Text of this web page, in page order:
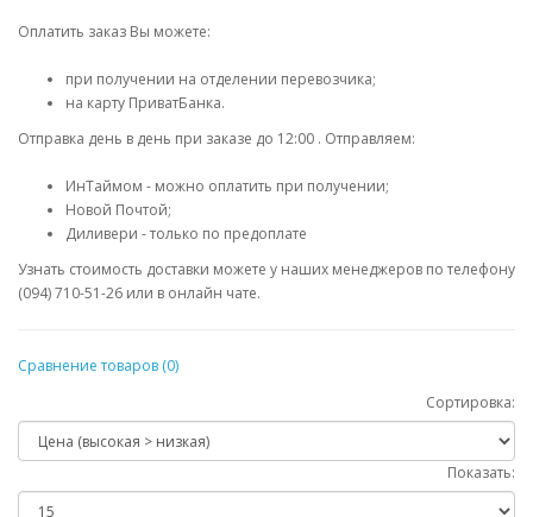
Оплатить заказ Вы можете:
при получении на отделении перевозчика;
на карту ПриватБанка.
Отправка день в день при заказе до 12:00 . Отправляем:
ИнТаймом - можно оплатить при получении;
Новой Почтой;
Диливери - только по предоплате
Узнать стоимость доставки можете у наших менеджеров по телефону
(094) 710-51-26 или в онлайн чате.
Сравнение товаров (0)
Сортировка:
Показать: